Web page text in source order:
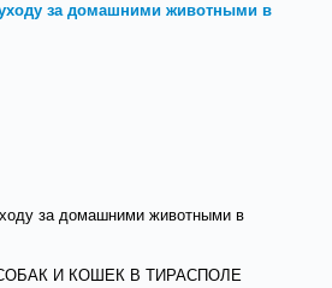
за домашними животными в
за домашними животными в
И КОШЕК В ТИРАСПОЛЕ